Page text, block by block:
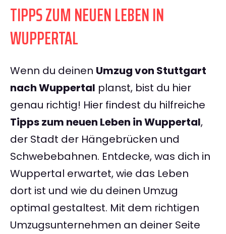
TIPPS ZUM NEUEN LEBEN IN
WUPPERTAL
Wenn du deinen Umzug von Stuttgart
nach Wuppertal planst, bist du hier
genau richtig! Hier findest du hilfreiche
Tipps zum neuen Leben in Wuppertal,
der Stadt der Hängebrücken und
Schwebebahnen. Entdecke, was dich in
Wuppertal erwartet, wie das Leben
dort ist und wie du deinen Umzug
optimal gestaltest. Mit dem richtigen
Umzugsunternehmen an deiner Seite